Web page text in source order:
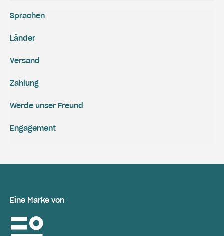
Versand
Zahlung
Engagement
Werde unser Freund
Sprachen
Länder
Eine Marke von